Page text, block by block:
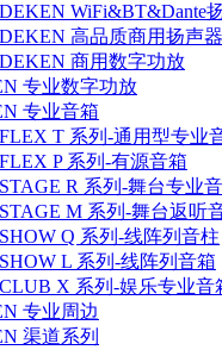
DEKEN WiFi&BT&Dante
DEKEN 高品质商用扬声器
DEKEN 商用数字功放
专业数字功放
专业音箱
FLEX T 系列-通用型专业
FLEX P 系列-有源音箱
STAGE R 系列-舞台专业
STAGE M 系列-舞台返听
SHOW Q 系列-线阵列音柱
SHOW L 系列-线阵列音箱
CLUB X 系列-娱乐专业音
专业周边
渠道系列